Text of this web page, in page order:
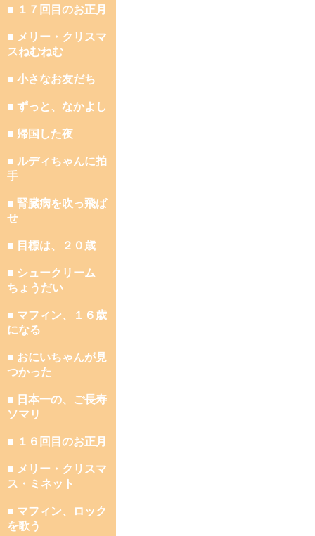
■ １７回目のお正月
■ メリー・クリスマ
スねむねむ
■ 小さなお友だち
■ ずっと、なかよし
■ 帰国した夜
■ ルディちゃんに拍
手
■ 腎臓病を吹っ飛ば
せ
■ 目標は、２０歳
■ シュークリーム
ちょうだい
■ マフィン、１６歳
になる
■ おにいちゃんが見
つかった
■ 日本一の、ご長寿
ソマリ
■ １６回目のお正月
■ メリー・クリスマ
ス・ミネット
■ マフィン、ロック
を歌う